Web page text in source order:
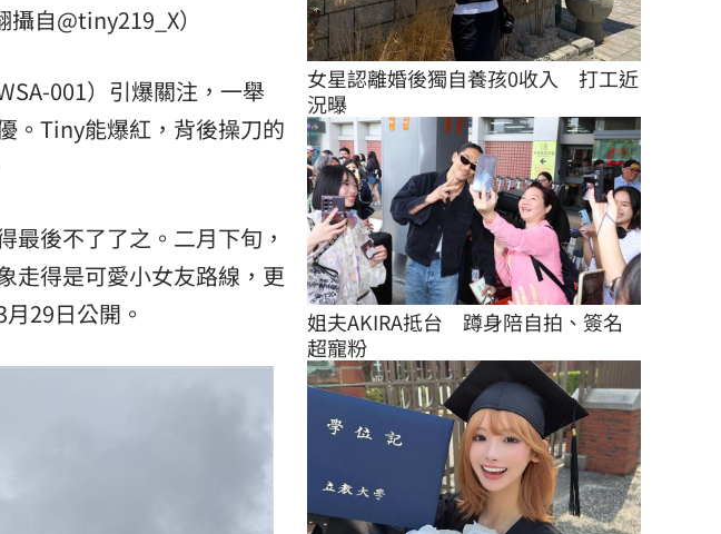
自@tiny219_X）
001）引爆關注，一舉
。Tiny能爆紅，背後操刀的
後不了了之。二月下旬，
走得是可愛小女友路線，更
29日公開。
女星認離婚後獨自養孩0收入　打工近
況曝
姐夫AKIRA抵台　蹲身陪自拍、簽名
超寵粉